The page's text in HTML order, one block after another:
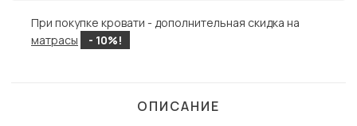
При покупке кровати - дополнительная скидка на
матрасы
- 10%!
ОПИСАНИЕ